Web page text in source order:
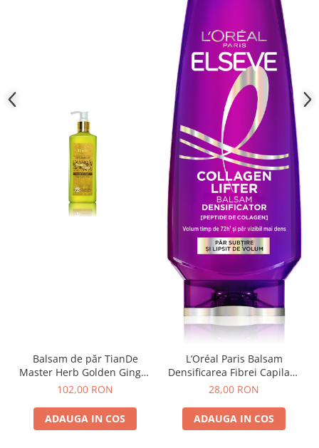
Balsam de păr TianDe
Master Herb Golden Ginger
300ml
102,00 RON
ADAUGA IN COS
L’Oréal Paris Balsam
Densificarea Fibrei Capilare
Collagen Lifter 200 ml
28,00 RON
ADAUGA IN COS